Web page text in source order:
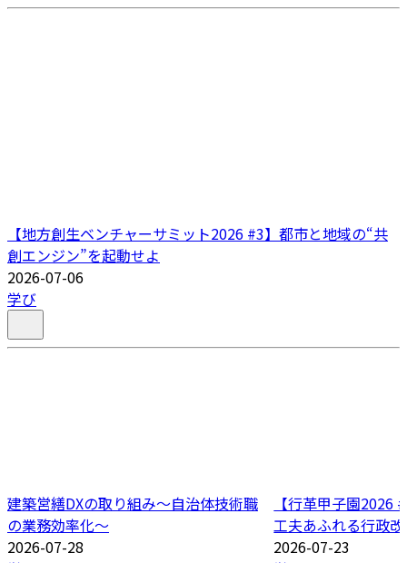
【地方創生ベンチャーサミット2026 #3】都市と地域の“共
創エンジン”を起動せよ
2026-07-06
学び
建築営繕DXの取り組み～自治体技術職
の業務効率化～
2026-07-28
【行革甲子園2026
工夫あふれる行政
2026-07-23